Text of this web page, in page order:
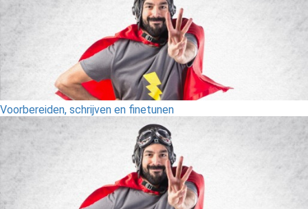
Voorbereiden, schrijven en finetunen